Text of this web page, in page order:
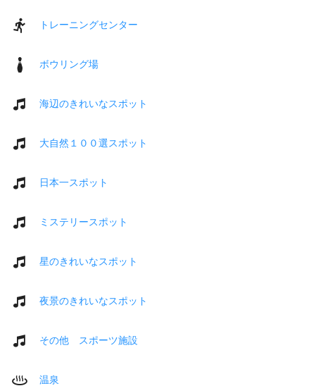
トレーニングセンター
ボウリング場
海辺のきれいなスポット
大自然１００選スポット
日本一スポット
ミステリースポット
星のきれいなスポット
夜景のきれいなスポット
その他 スポーツ施設
温泉